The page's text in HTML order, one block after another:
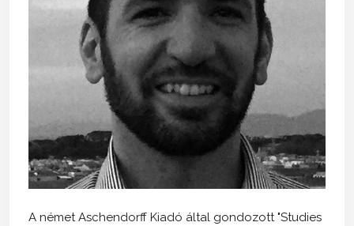
A német Aschendorff Kiadó által gondozott "Studies